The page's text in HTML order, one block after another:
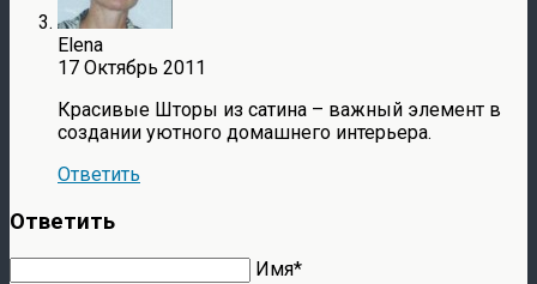
Elena
17 Октябрь 2011
Красивые Шторы из сатина – важный элемент в
создании уютного домашнего интерьера.
Ответить
Ответить
Имя*